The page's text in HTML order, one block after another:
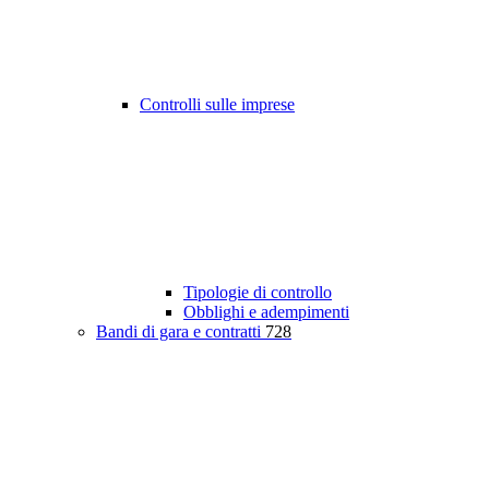
Controlli sulle imprese
Tipologie di controllo
Obblighi e adempimenti
Bandi di gara e contratti 728